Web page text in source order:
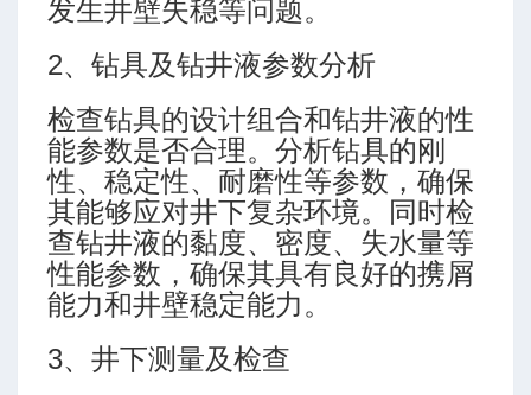
发生井壁失稳等问题。
2、钻具及钻井液参数分析
检查钻具的设计组合和钻井液的性
能参数是否合理。分析钻具的刚
性、稳定性、耐磨性等参数，确保
其能够应对井下复杂环境。同时检
查钻井液的黏度、密度、失水量等
性能参数，确保其具有良好的携屑
能力和井壁稳定能力。
3、井下测量及检查